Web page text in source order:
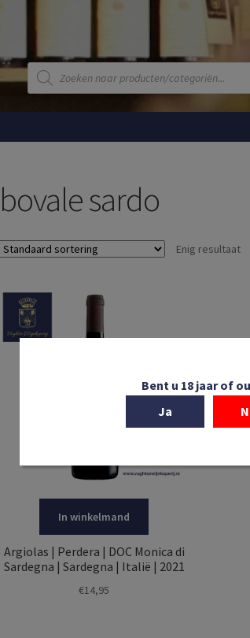
Producten
zoeken
bovale sardo
Enig resultaat
In winkelmand
Argiolas | Perdera | DOC Monica di
Sardegna | Sardegna | Italië | 2021
€14,95
Bent u 18 jaar of
Ja